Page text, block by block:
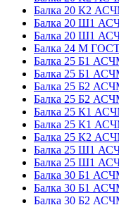
Балка 20 К2
Балка 20 Ш1
Балка 20 Ш1
Балка 24 М
Балка 25 Б1
Балка 25 Б1
Балка 25 Б2
Балка 25 Б2
Балка 25 К1
Балка 25 К1
Балка 25 К2
Балка 25 Ш1
Балка 25 Ш1
Балка 30 Б1
Балка 30 Б1
Балка 30 Б2